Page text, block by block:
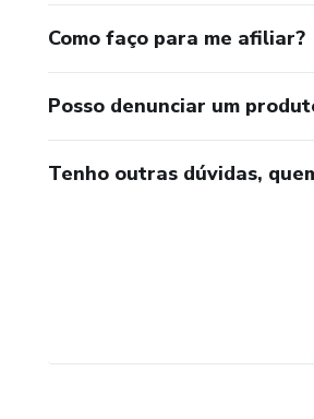
Como faço para me afiliar?
Posso denunciar um
Tenho outras dúvidas,